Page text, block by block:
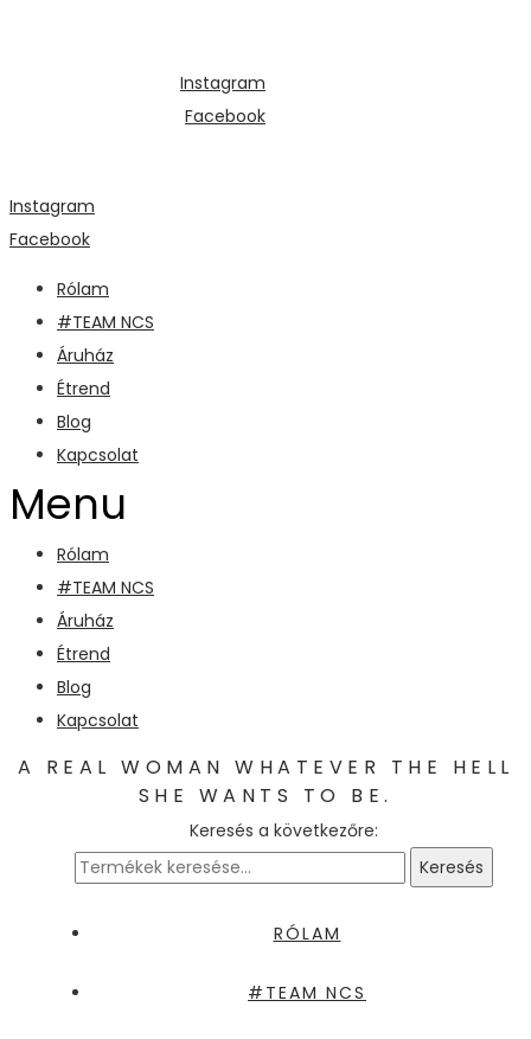
Instagram
Facebook
Instagram
Facebook
Rólam
#TEAM NCS
Áruház
Étrend
Blog
Kapcsolat
Menu
Rólam
#TEAM NCS
Áruház
Étrend
Blog
Kapcsolat
A REAL WOMAN WHATEVER THE HELL
SHE WANTS TO BE.
Keresés a következőre:
Keresés
RÓLAM
#TEAM NCS